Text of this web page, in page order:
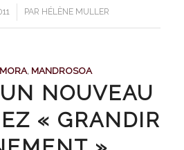
PAR HÉLÈNE MULLER
, MANDROSOA
NOUVEAU
« GRANDIR